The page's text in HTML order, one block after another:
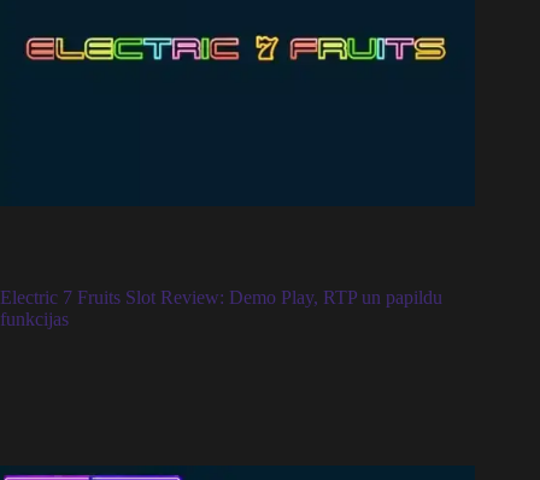
Electric 7 Fruits Slot Review: Demo Play, RTP un papildu
funkcijas